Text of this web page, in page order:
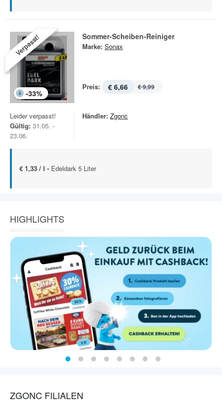
Verpasst!
-33%
Sommer-Scheiben-Reiniger
Marke: Sonax
Preis: € 6,66 € 9,99
Leider verpasst!
Gültig: 31.05. -
23.06.
Händler: Zgonc
€ 1,33 / l - Edeldark 5 Liter
HIGHLIGHTS
ZGONC FILIALEN